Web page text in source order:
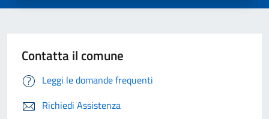
Contatta il comune
Leggi le domande frequenti
Richiedi Assistenza